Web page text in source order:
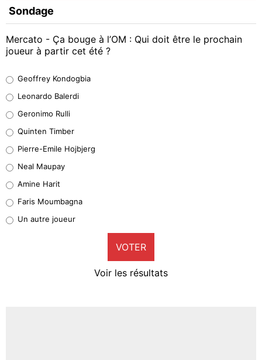
Sondage
Mercato - Ça bouge à l’OM : Qui doit être le prochain
joueur à partir cet été ?
38%
32%
5%
1%
9%
Geoffrey Kondogbia
Leonardo Balerdi
Geronimo Rulli
Quinten Timber
Pierre-Emile Hojbjerg
Neal Maupay
Amine Harit
Faris Moumbagna
Un autre joueur
VOTER
Voir les résultats